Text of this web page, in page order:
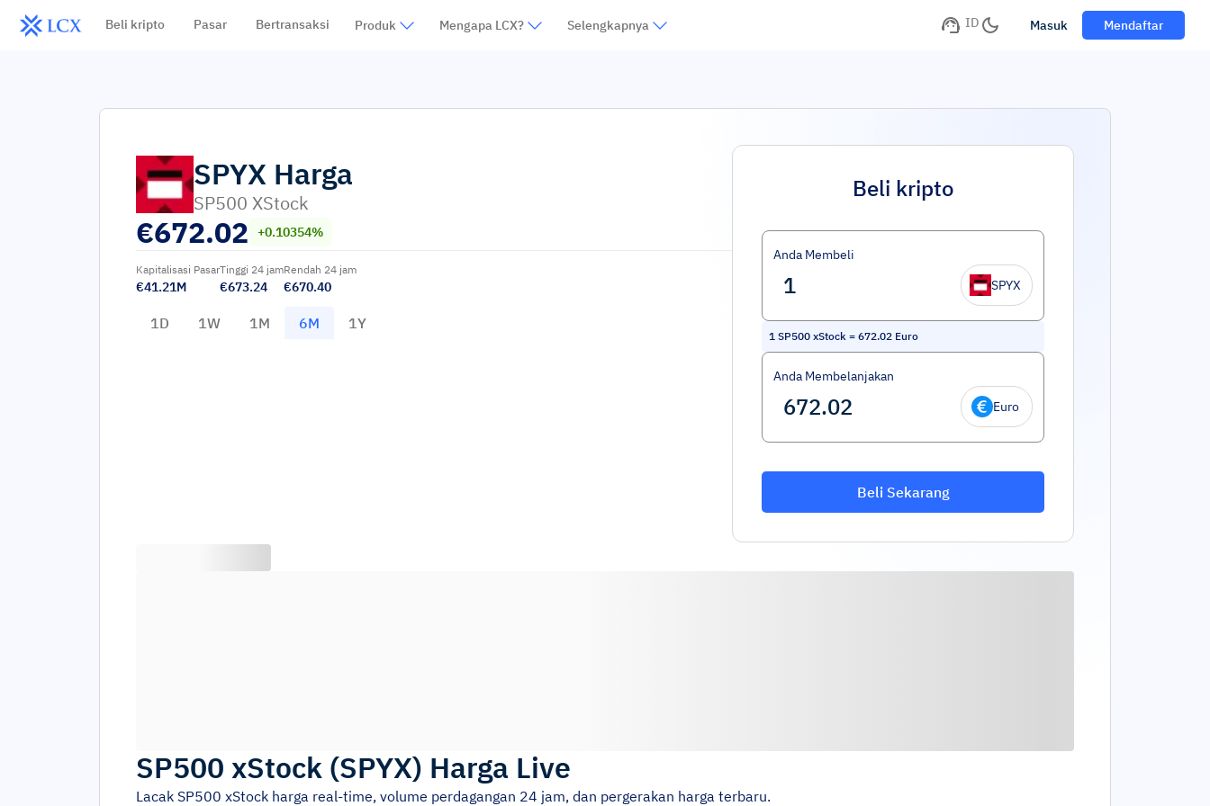
Beli kripto Pasar Bertransaksi Produk Mengapa LCX? Selengkapnya ID Masuk Mendaftar
SPYX Harga
SP500 XStock
€672.02 +0.10354%
Kapitalisasi Pasar
€41.21M
Tinggi 24 jam
€673.24
Rendah 24 jam
€670.40
1D 1W 1M 6M 1Y
Beli kripto
Anda Membeli
SPYX
1 SP500 xStock = 672.02 Euro
Anda Membelanjakan
Euro
Beli Sekarang
SP500 xStock (SPYX) Harga Live
Lacak SP500 xStock harga real-time, volume perdagangan 24 jam, dan pergerakan harga terbaru.